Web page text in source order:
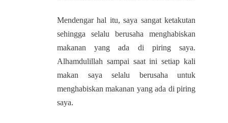
Mendengar hal itu, saya sangat ketakutan
sehingga selalu berusaha menghabiskan
makanan yang ada di piring saya.
Alhamdulillah sampai saat ini setiap kali
makan saya selalu berusaha untuk
menghabiskan makanan yang ada di piring
saya.